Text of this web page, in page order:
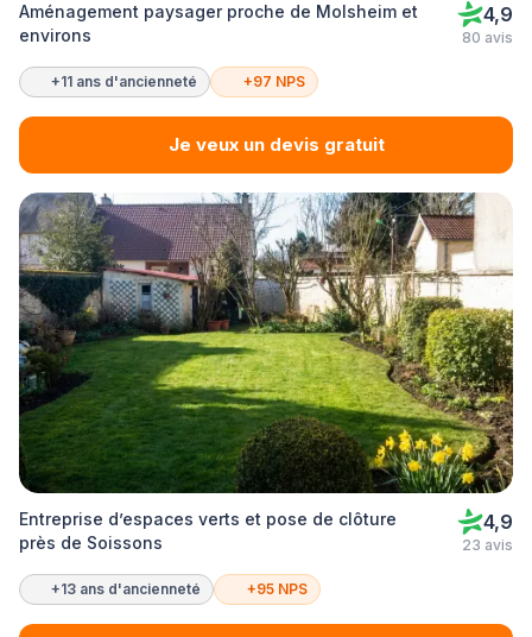
Aménagement paysager proche de Molsheim et
environs
4,9
80 avis
+11 ans d'ancienneté +97 NPS
Je veux un devis gratuit
Entreprise d’espaces verts et pose de clôture
près de Soissons
4,9
23 avis
+13 ans d'ancienneté +95 NPS